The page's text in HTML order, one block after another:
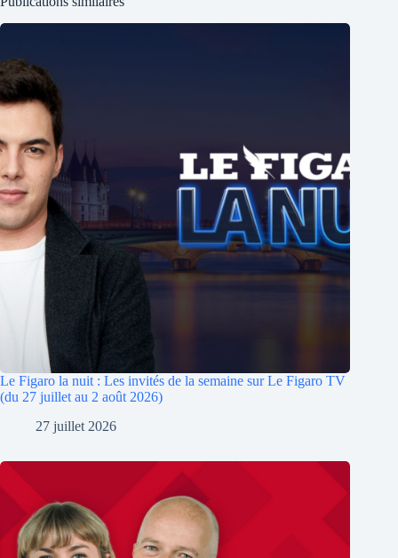
Le Figaro la nuit : Les invités de la semaine sur Le Figaro TV
(du 27 juillet au 2 août 2026)
27 juillet 2026